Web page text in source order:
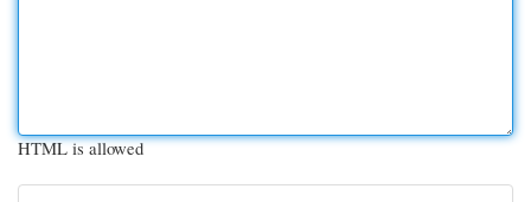
HTML is allowed